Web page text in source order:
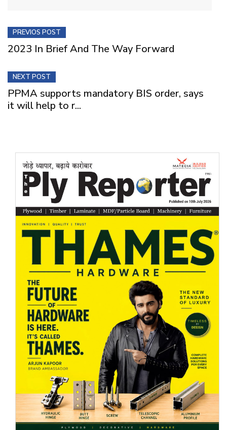
PREVIOS POST
2023 In Brief And The Way Forward
NEXT POST
PPMA supports mandatory BIS order, says
it will help to r...